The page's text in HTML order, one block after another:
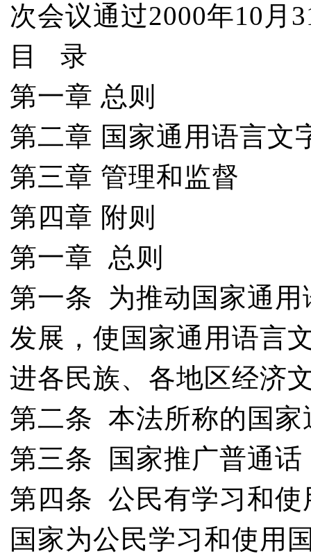
次会议通过2000年10月
目 录
第一章 总则
第二章 国家通用语言文
第三章 管理和监督
第四章 附则
第一章 总则
第一条 为推动国家通用
发展，使国家通用语言
进各民族、各地区经济
第二条 本法所称的国家
第三条 国家推广普通话
第四条 公民有学习和
国家为公民学习和使用